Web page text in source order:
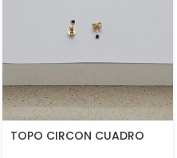
TOPO CIRCON CUADRO